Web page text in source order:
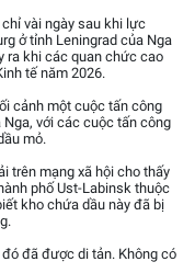
vài ngày sau khi lực
ở tỉnh Leningrad của Nga
ra khi các quan chức cao
tế năm 2026.
cảnh một cuộc tấn công
với các cuộc tấn công
mỏ.
trên mạng xã hội cho thấy
phố Ust-Labinsk thuộc
kho chứa dầu này đã bị
đã được di tản. Không có